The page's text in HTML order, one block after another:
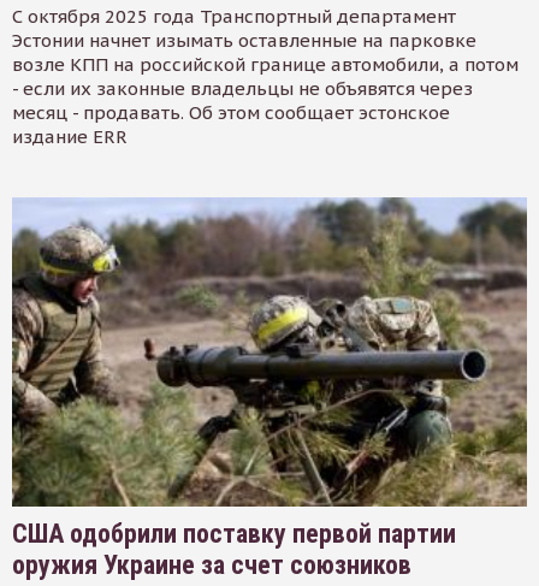
С октября 2025 года Транспортный департамент
Эстонии начнет изымать оставленные на парковке
возле КПП на российской границе автомобили, а потом
- если их законные владельцы не объявятся через
месяц - продавать. Об этом сообщает эстонское
издание ERR
США одобрили поставку первой партии
оружия Украине за счет союзников